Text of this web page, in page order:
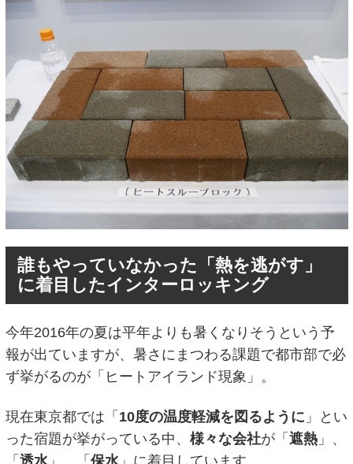
誰もやっていなかった「熱を逃がす」
に着目したインターロッキング
今年2016年の夏は平年よりも暑くなりそうという予
報が出ていますが、暑さにまつわる課題で都市部で必
ず挙がるのが「ヒートアイランド現象」。
現在東京都では「 10度の温度軽減を図るように 」とい
った宿題が挙がっている中、 様々な会社が「 遮熱」、
「 透水」、「 保水」に着目しています。